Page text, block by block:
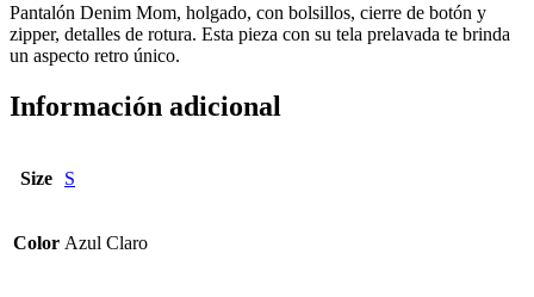
Pantalón Denim Mom, holgado, con bolsillos, cierre de botón y
zipper, detalles de rotura. Esta pieza con su tela prelavada te brinda
un aspecto retro único.
Información adicional
Size S
Color Azul Claro